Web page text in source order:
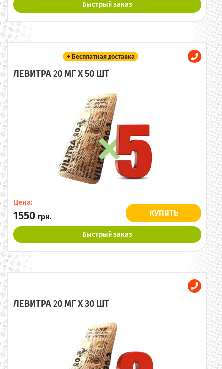
Быстрый заказ
+ Бесплатная доставка
ЛЕВИТРА 20 МГ X 50 ШТ
Цена:
1550 грн. КУПИТЬ
Быстрый заказ
ЛЕВИТРА 20 МГ X 30 ШТ